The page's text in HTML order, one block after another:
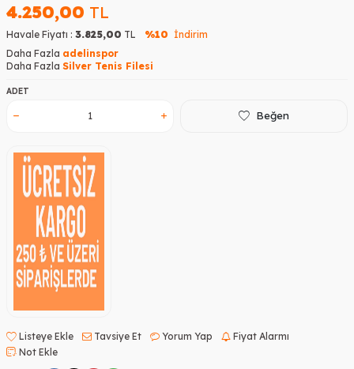
4.250,00 TL
Havale Fiyatı : 3.825,00 TL %10 İndirim
Daha Fazla adelinspor
Daha Fazla Silver Tenis Filesi
ADET
Beğen
Listeye Ekle Tavsiye Et Yorum Yap
Fiyat Alarmı
Not Ekle